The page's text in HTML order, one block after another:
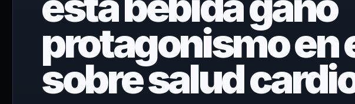
protagonismo en
sobre salud